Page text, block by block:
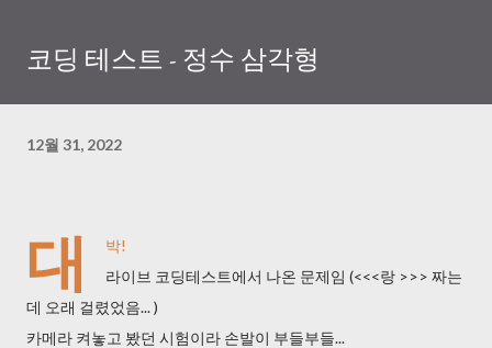
코딩 테스트 - 정수 삼각형
12월 31, 2022
대
박!
라이브 코딩테스트에서 나온 문제임 (<<<랑 >>> 짜는
데 오래 걸렸었음... )
카메라 켜놓고 봤던 시험이라 손발이 부들부들...